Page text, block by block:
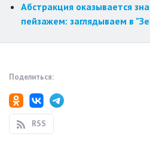
Абстракция оказывается
пейзажем: заглядываем в
Поделиться:
RSS